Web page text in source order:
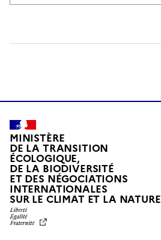
MINISTÈRE
DE LA TRANSITION
ÉCOLOGIQUE,
DE LA BIODIVERSITÉ
ET DES NÉGOCIATIONS
INTERNATIONALES
SUR LE CLIMAT ET LA NATUREL